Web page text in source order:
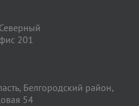
201
Белгородский район,
54